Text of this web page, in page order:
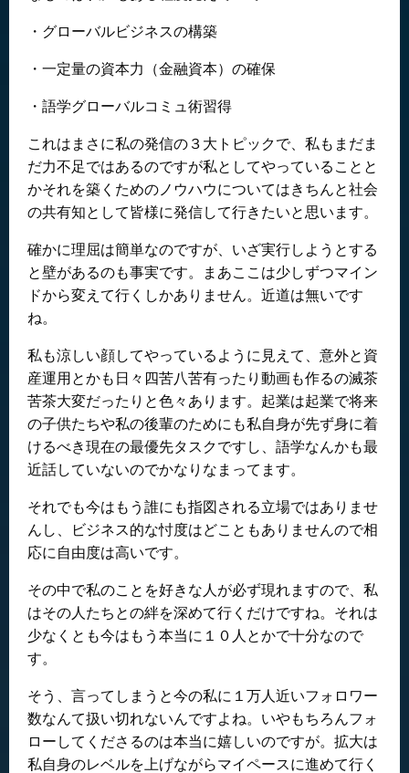
・グローバルビジネスの構築
・一定量の資本力（金融資本）の確保
・語学グローバルコミュ術習得
これはまさに私の発信の３大トピックで、私もまだま
だ力不足ではあるのですが私としてやっていることと
かそれを築くためのノウハウについてはきちんと社会
の共有知として皆様に発信して行きたいと思います。
確かに理屈は簡単なのですが、いざ実行しようとする
と壁があるのも事実です。まあここは少しずつマイン
ドから変えて行くしかありません。近道は無いです
ね。
私も涼しい顔してやっているように見えて、意外と資
産運用とかも日々四苦八苦有ったり動画も作るの滅茶
苦茶大変だったりと色々あります。起業は起業で将来
の子供たちや私の後輩のためにも私自身が先ず身に着
けるべき現在の最優先タスクですし、語学なんかも最
近話していないのでかなりなまってます。
それでも今はもう誰にも指図される立場ではありませ
んし、ビジネス的な忖度はどこともありませんので相
応に自由度は高いです。
その中で私のことを好きな人が必ず現れますので、私
はその人たちとの絆を深めて行くだけですね。それは
少なくとも今はもう本当に１０人とかで十分なので
す。
そう、言ってしまうと今の私に１万人近いフォロワー
数なんて扱い切れないんですよね。いやもちろんフォ
ローしてくださるのは本当に嬉しいのですが。拡大は
私自身のレベルを上げながらマイペースに進めて行く